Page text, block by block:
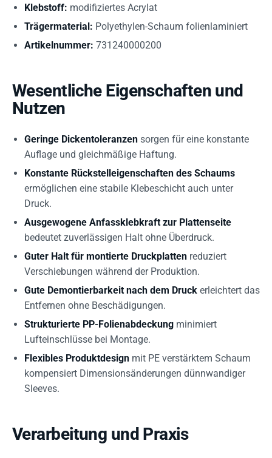
Klebstoff: modifiziertes Acrylat
Trägermaterial: Polyethylen-Schaum folienlaminiert
Artikelnummer: 731240000200
Wesentliche Eigenschaften und
Nutzen
Geringe Dickentoleranzen sorgen für eine konstante
Auflage und gleichmäßige Haftung.
Konstante Rückstelleigenschaften des Schaums
ermöglichen eine stabile Klebeschicht auch unter
Druck.
Ausgewogene Anfassklebkraft zur Plattenseite
bedeutet zuverlässigen Halt ohne Überdruck.
Guter Halt für montierte Druckplatten reduziert
Verschiebungen während der Produktion.
Gute Demontierbarkeit nach dem Druck erleichtert das
Entfernen ohne Beschädigungen.
Strukturierte PP-Folienabdeckung minimiert
Lufteinschlüsse bei Montage.
Flexibles Produktdesign mit PE verstärktem Schaum
kompensiert Dimensionsänderungen dünnwandiger
Sleeves.
Verarbeitung und Praxis